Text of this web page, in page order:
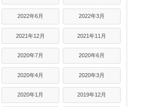
2022年6月 2022年3月
2021年12月 2021年11月
2020年7月 2020年6月
2020年4月 2020年3月
2020年1月 2019年12月